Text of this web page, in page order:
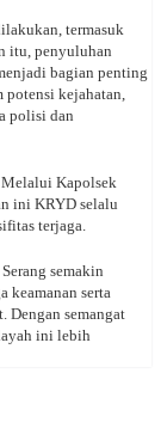
termasuk
itu, penyuluhan
bagian penting
kejahatan,
polisi dan
Melalui Kapolsek
ini KRYD selalu
terjaga.
semakin
keamanan serta
Dengan semangat
ini lebih